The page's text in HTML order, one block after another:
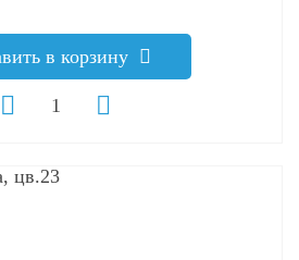
в корзину